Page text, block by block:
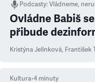
Podcasty:Vládneme,
Ovládne Babiš
přibude
Kristýna Jelínková, František
Kultura•4 minuty